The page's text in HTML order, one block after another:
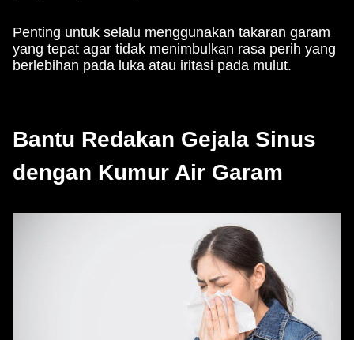
Penting untuk selalu menggunakan takaran garam
yang tepat agar tidak menimbulkan rasa perih yang
berlebihan pada luka atau iritasi pada mulut.
Bantu Redakan Gejala Sinus
dengan Kumur Air Garam